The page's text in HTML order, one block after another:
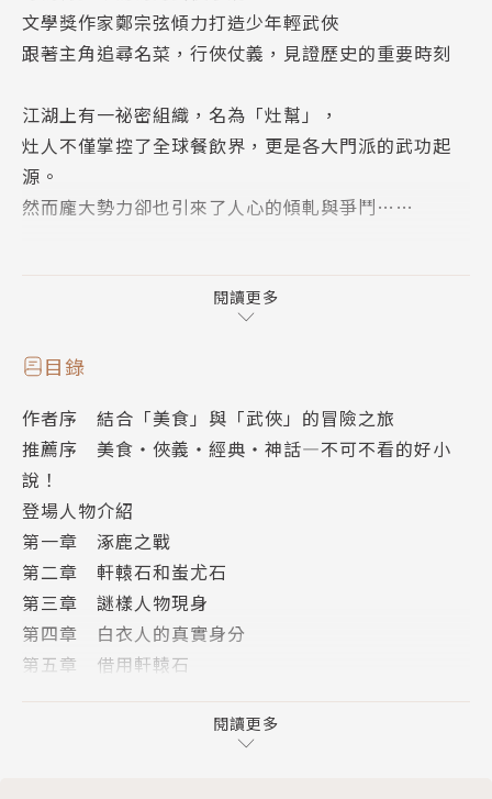
文學獎作家鄭宗弦傾力打造少年輕武俠
跟著主角追尋名菜，行俠仗義，見證歷史的重要時刻
江湖上有一祕密組織，名為「灶幫」，
灶人不僅掌控了全球餐飲界，更是各大門派的武功起
源。
然而龐大勢力卻也引來了人心的傾軋與爭鬥……
時空書院」社團說書人洪孟君、
「故事：寫給所有人的歷史」網站主編胡川安、臺中光
德國中教師張文銘、
國立臺東大學兒童文學所副教授黃雅淳、
彰化鹿鳴國中教師楊志朗、小陽。日栽書屋店長蔡依
芸 齊聲推薦！
相傳黃帝和蚩尤大戰留下兩顆靈石，
代表正義的軒轅石，後來傳至創立灶幫的幫主庖癸之
手，
成為灶幫歷任幫主匡扶天下的重要信物。
而邪惡的蚩尤石不甘落敗，五千年來依附暴君奸臣興風
直到清朝乾隆年間，蚩尤石突然失去蹤跡，
閱讀更多
目錄
作者序 結合「美食」與「武俠」的冒險之旅
推薦序 美食‧俠義‧經典‧神話—不可不看的好小
說！
登場人物介紹
第一章 涿鹿之戰
第二章 軒轅石和蚩尤石
第三章 謎樣人物現身
第四章 白衣人的真實身分
第五章 借用軒轅石
第七章 大宅院裡的祕密閱讀更多